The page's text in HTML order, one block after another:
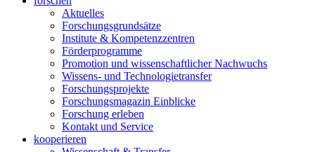
Aktuelles
Forschungsgrundsätze
Institute & Kompetenzzentren
Förderprogramme
Promotion und wissenschaftlicher Nachwuchs
Wissens- und Technologietransfer
Forschungsprojekte
Forschungsmagazin Einblicke
Forschung erleben
Kontakt und Service
kooperieren